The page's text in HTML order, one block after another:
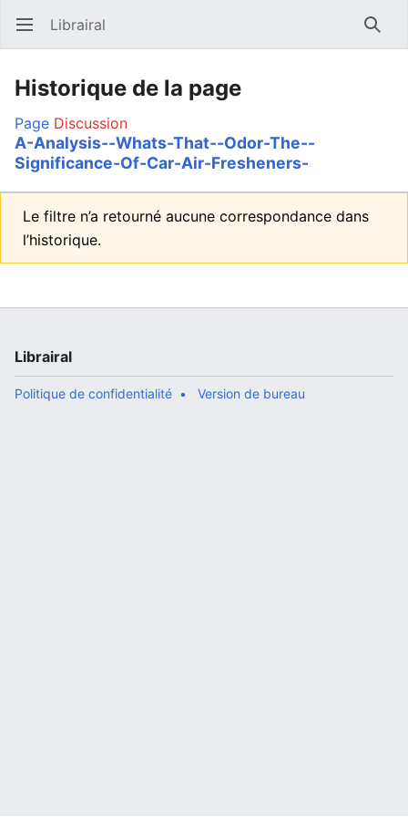
Ouvrir le menu principal Librairal
Historique de la page
Page Discussion
A-Analysis--Whats-That--Odor-The--
Significance-Of-Car-Air-Fresheners-
Le filtre n’a retourné aucune correspondance dans
l’historique.
Librairal
Politique de confidentialité Version de bureau